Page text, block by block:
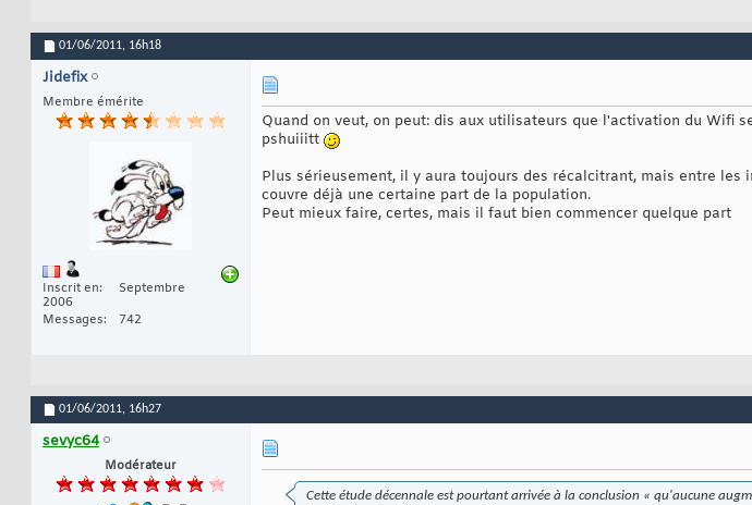
01/06/2011, 16h18
Jidefix
Membre émérite
Inscrit en
Septembre
2006
Messages
742
Quand on veut, on peut: dis aux utilisateurs que l'activation du Wifi
pshuiiitt
Plus sérieusement, il y aura toujours des récalcitrant, mais entre
couvre déjà une certaine part de la population.
Peut mieux faire, certes, mais il faut bien commencer quelque part
01/06/2011, 16h27
sevyc64
Modérateur
Cette étude décennale est pourtant arrivée à la conclusion « qu'aucune